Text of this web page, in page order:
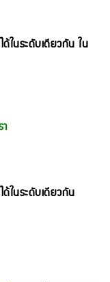
นระดับเดียวกัน ใน
นระดับเดียวกัน